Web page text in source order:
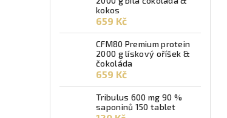
kokos
659 Kč
CFM80 Premium protein
2000 g lískový oříšek &
čokoláda
659 Kč
Tribulus 600 mg 90 %
saponinů 150 tablet